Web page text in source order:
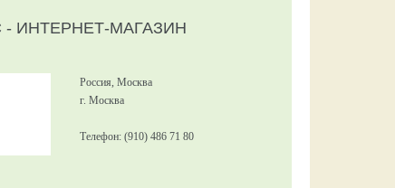
ИНТЕРНЕТ-МАГАЗИН
Россия, Москва
г. Москва
Телефон: (910) 486 71 80